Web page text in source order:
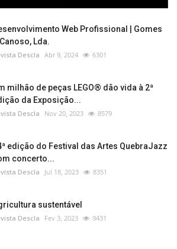
Web Profissional | Gomes
Lda.
Descla Abr 9, 2024 6301
milhão de peças LEGO® dão vida à 2ª
da Exposição...
Descla Nov 20, 2023 8579
edição do Festival das Artes QuebraJazz
concerto...
Descla Jul 18, 2023 8351
sustentável
Descla Fev 3, 2023 9431